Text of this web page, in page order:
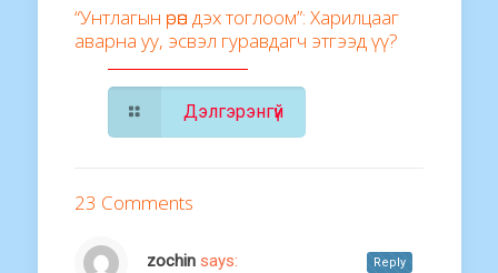
“Унтлагын өрөөн дэх тоглоом”: Харилцааг
аварна уу, эсвэл гуравдагч этгээд үү?
Дэлгэрэнгүй
23 Comments
zochin says: Reply